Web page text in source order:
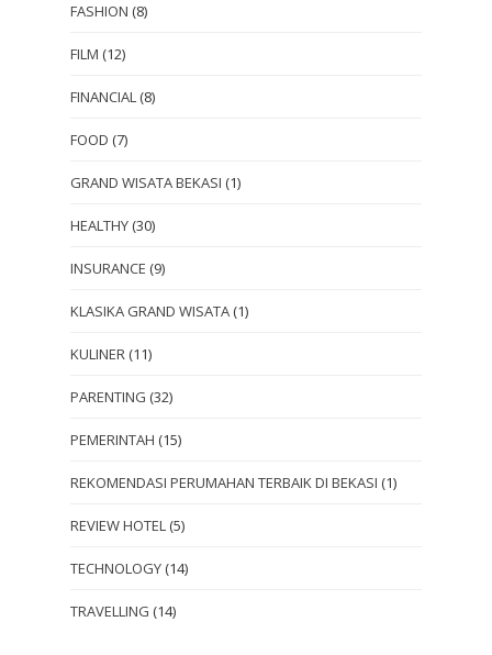
FASHION (8)
FILM (12)
FINANCIAL (8)
FOOD (7)
GRAND WISATA BEKASI (1)
HEALTHY (30)
INSURANCE (9)
KLASIKA GRAND WISATA (1)
KULINER (11)
PARENTING (32)
PEMERINTAH (15)
REKOMENDASI PERUMAHAN TERBAIK DI BEKASI (1)
REVIEW HOTEL (5)
TECHNOLOGY (14)
TRAVELLING (14)